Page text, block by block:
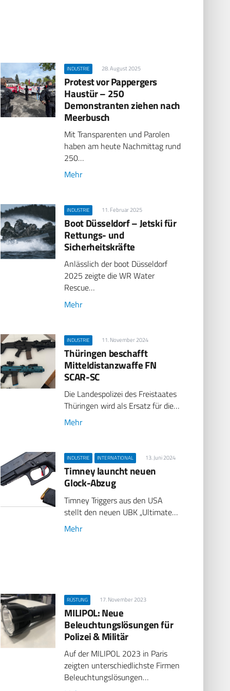
INDUSTRIE 28. August 2025
Protest vor Pappergers
Haustür – 250
Demonstranten ziehen nach
Meerbusch
Mit Transparenten und Parolen
haben am heute Nachmittag rund
250…
Mehr
INDUSTRIE 11. Februar 2025
Boot Düsseldorf – Jetski für
Rettungs- und
Sicherheitskräfte
Anlässlich der boot Düsseldorf
2025 zeigte die WR Water
Rescue…
Mehr
INDUSTRIE 11. November 2024
Thüringen beschafft
Mitteldistanzwaffe FN
SCAR-SC
Die Landespolizei des Freistaates
Thüringen wird als Ersatz für die…
Mehr
INDUSTRIE INTERNATIONAL 13. Juni 2024
Timney launcht neuen
Glock-Abzug
Timney Triggers aus den USA
stellt den neuen UBK „Ultimate…
Mehr
RÜSTUNG 17. November 2023
MILIPOL: Neue
Beleuchtungslösungen für
Polizei & Militär
Auf der MILIPOL 2023 in Paris
zeigten unterschiedlichste Firmen
Beleuchtungslösungen…